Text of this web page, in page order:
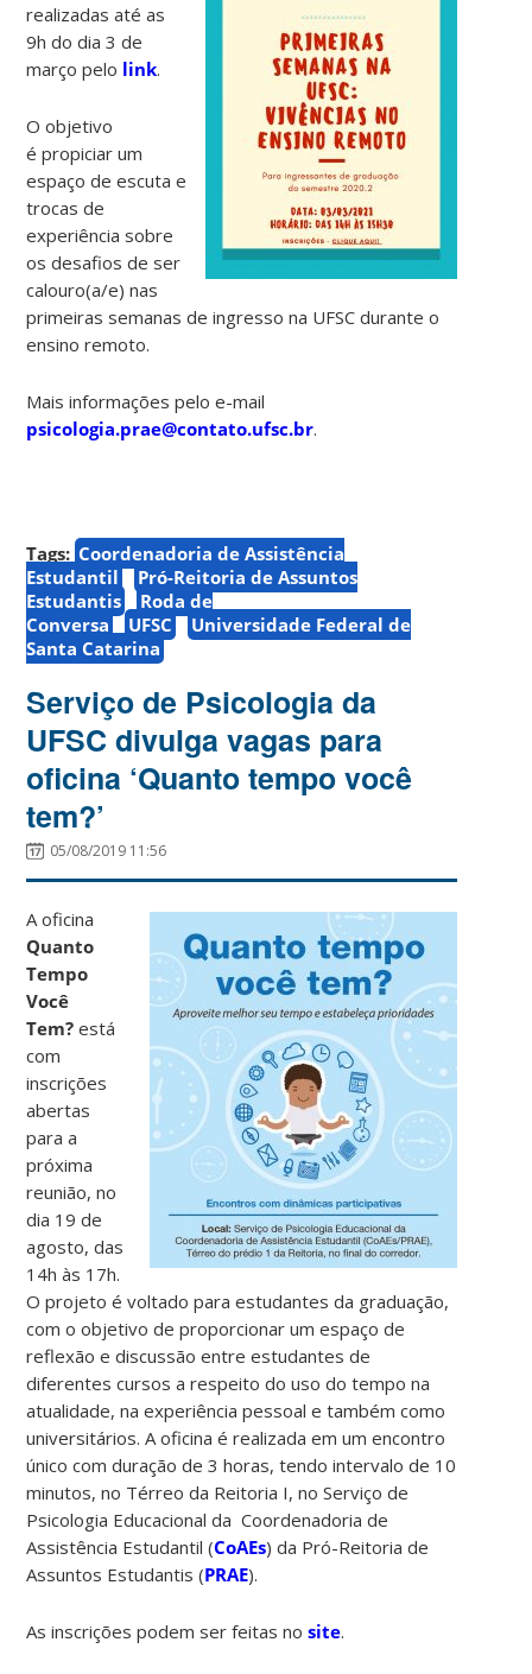
realizadas até as
9h do dia 3 de
março pelo link.
O objetivo
é propiciar um
espaço de escuta e
trocas de
experiência sobre
os desafios de ser
calouro(a/e) nas
primeiras semanas de ingresso na UFSC durante o
ensino remoto.
Mais informações pelo e-mail
psicologia.prae@contato.ufsc.br.
Tags: Coordenadoria de Assistência
Estudantil
Pró-Reitoria de Assuntos
Estudantis
Roda de
Conversa
UFSC
Universidade Federal de
Santa Catarina
Serviço de Psicologia da
UFSC divulga vagas para
oficina ‘Quanto tempo você
tem?’
05/08/2019 11:56
A oficina
Quanto
Tempo
Você
Tem?está
com
inscrições
abertas
para a
próxima
reunião, no
dia 19 de
agosto, das
14h às 17h.
O projeto é voltado para estudantes da graduação,
com o objetivo de proporcionar um espaço de
reflexão e discussão entre estudantes de
diferentes cursos a respeito do uso do tempo na
atualidade, na experiência pessoal e também como
universitários. A oficina é realizada em um encontro
único com duração de 3 horas, tendo intervalo de 10
minutos, no Térreo da Reitoria I, no Serviço de
Psicologia Educacional da Coordenadoria de
Assistência Estudantil (CoAEs) da Pró-Reitoria de
Assuntos Estudantis (PRAE).
As inscrições podem ser feitas nosite.